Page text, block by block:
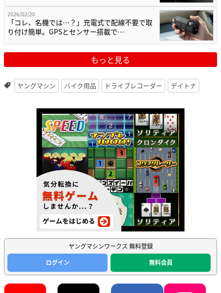
2026/02/20
「コレ、名機では…？」充電式で配線不要で取
り付け簡単。GPSとセンサー搭載で…
もっと見る
ヤングマシン バイク用品 ドライブレコーダー デイトナ
ヤングマシンワークス 無料登録
ログイン
無料会員